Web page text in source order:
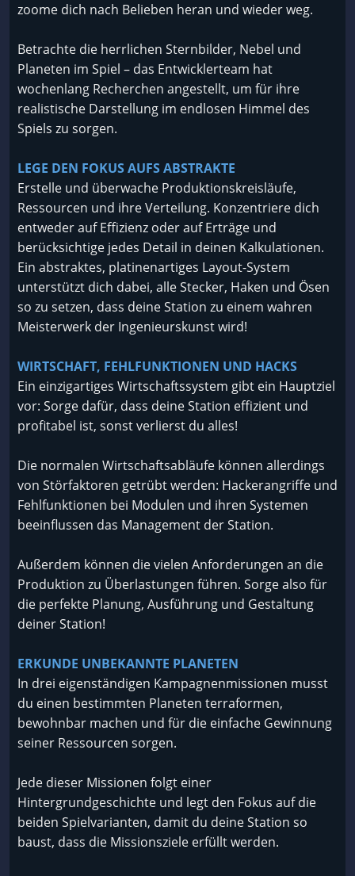
zoome dich nach Belieben heran und wieder weg.
Betrachte die herrlichen Sternbilder, Nebel und
Planeten im Spiel – das Entwicklerteam hat
wochenlang Recherchen angestellt, um für ihre
realistische Darstellung im endlosen Himmel des
Spiels zu sorgen.
LEGE DEN FOKUS AUFS ABSTRAKTE
Erstelle und überwache Produktionskreisläufe,
Ressourcen und ihre Verteilung. Konzentriere dich
entweder auf Effizienz oder auf Erträge und
berücksichtige jedes Detail in deinen Kalkulationen.
Ein abstraktes, platinenartiges Layout-System
unterstützt dich dabei, alle Stecker, Haken und Ösen
so zu setzen, dass deine Station zu einem wahren
Meisterwerk der Ingenieurskunst wird!
WIRTSCHAFT, FEHLFUNKTIONEN UND HACKS
Ein einzigartiges Wirtschaftssystem gibt ein Hauptziel
vor: Sorge dafür, dass deine Station effizient und
profitabel ist, sonst verlierst du alles!
Die normalen Wirtschaftsabläufe können allerdings
von Störfaktoren getrübt werden: Hackerangriffe und
Fehlfunktionen bei Modulen und ihren Systemen
beeinflussen das Management der Station.
Außerdem können die vielen Anforderungen an die
Produktion zu Überlastungen führen. Sorge also für
die perfekte Planung, Ausführung und Gestaltung
deiner Station!
ERKUNDE UNBEKANNTE PLANETEN
In drei eigenständigen Kampagnenmissionen musst
du einen bestimmten Planeten terraformen,
bewohnbar machen und für die einfache Gewinnung
seiner Ressourcen sorgen.
Jede dieser Missionen folgt einer
Hintergrundgeschichte und legt den Fokus auf die
beiden Spielvarianten, damit du deine Station so
baust, dass die Missionsziele erfüllt werden.